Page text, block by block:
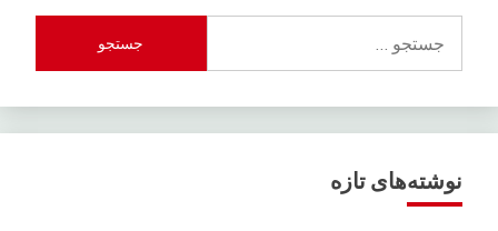
برای:
نوشته‌های تازه